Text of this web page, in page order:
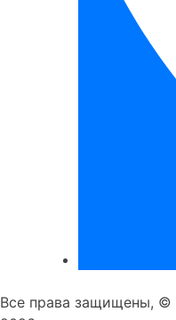
Все права защищены,